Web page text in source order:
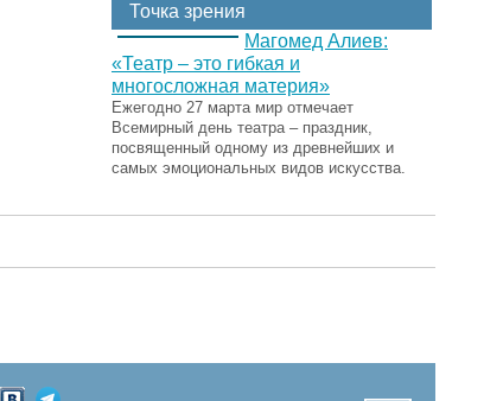
Точка зрения
Магомед Алиев:
«Театр – это гибкая и
многосложная материя»
Ежегодно 27 марта мир отмечает
Всемирный день театра – праздник,
посвященный одному из древнейших и
самых эмоциональных видов искусства.